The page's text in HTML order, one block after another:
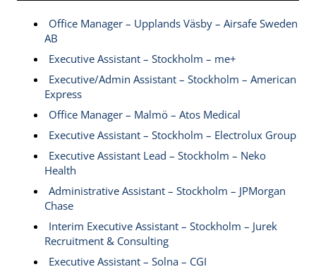
Office Manager – Upplands Väsby – Airsafe Sweden
AB
Executive Assistant – Stockholm – me+
Executive/Admin Assistant – Stockholm – American
Express
Office Manager – Malmö – Atos Medical
Executive Assistant – Stockholm – Electrolux Group
Executive Assistant Lead – Stockholm – Neko
Health
Administrative Assistant – Stockholm – JPMorgan
Chase
Interim Executive Assistant – Stockholm – Jurek
Recruitment & Consulting
Executive Assistant – Solna – CGI